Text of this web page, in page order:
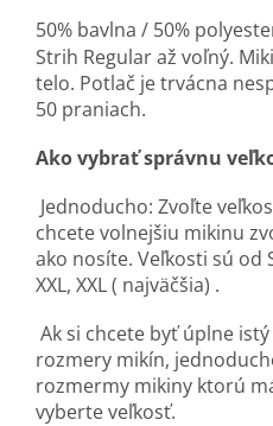
50% bavlna / 50%
Strih Regular až voľný.
telo. Potlač je trvácna
50 praniach.
Ako vybrať správnu
Jednoducho: Zvoľte
chcete volnejšiu mikinu
ako nosíte. Veľkosti sú od
XXL, XXL ( najväčšia) .
Ak si chcete byť úplne
rozmery mikín,
rozmermy mikiny ktorú
vyberte veľkosť.